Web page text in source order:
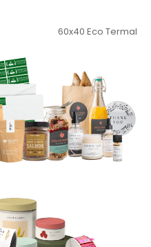
60x40 Eco Termal